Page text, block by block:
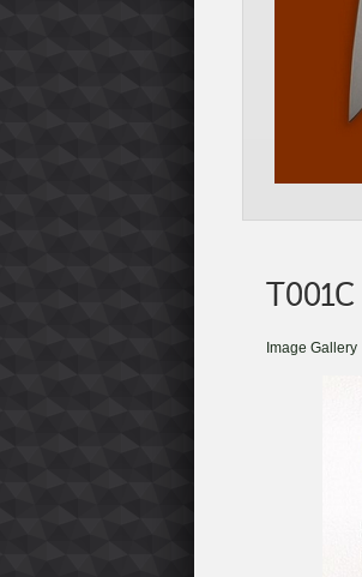
T001C
Image Gallery